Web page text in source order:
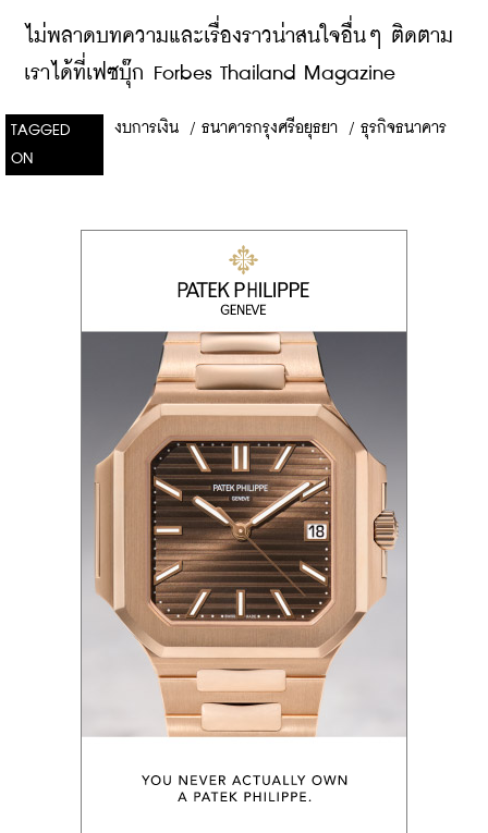
ไม่พลาดบทความและเรื่องราวน่าสนใจอื่นๆ ติดตาม
เราได้ที่เฟซบุ๊ก Forbes Thailand Magazine
TAGGED
ON
งบการเงิน / ธนาคารกรุงศรีอยุธยา / ธุรกิจธนาคาร